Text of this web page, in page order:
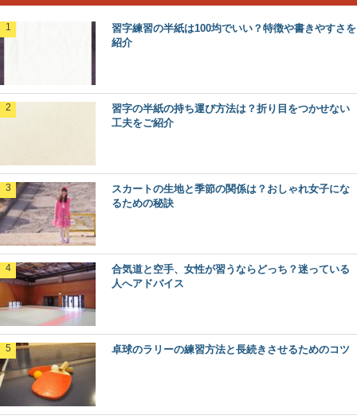
習字練習の半紙は100均でいい？特徴や書きやすさを
紹介
習字の半紙の持ち運び方法は？折り目をつかせない
工夫をご紹介
スカートの生地と季節の関係は？おしゃれ女子にな
るための秘訣
合気道と空手、女性が習うならどっち？迷っている
人へアドバイス
卓球のラリーの練習方法と長続きさせるためのコツ